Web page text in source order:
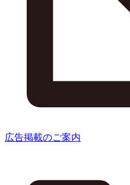
広告掲載のご案内